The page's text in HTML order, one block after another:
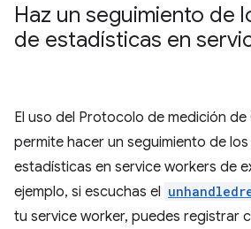
Haz un seguimiento de
de estadísticas en
El uso del Protocolo de medición
permite hacer un seguimiento de
estadísticas en service workers de
ejemplo, si escuchas el
tu service worker, puedes registrar